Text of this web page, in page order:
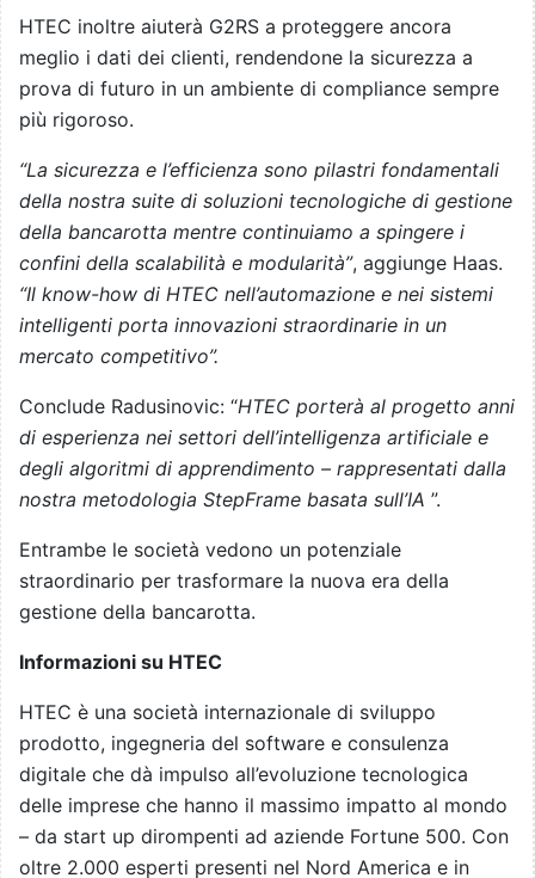
HTEC inoltre aiuterà G2RS a proteggere ancora
meglio i dati dei clienti, rendendone la sicurezza a
prova di futuro in un ambiente di compliance sempre
più rigoroso.
“La sicurezza e l’efficienza sono pilastri fondamentali
della nostra suite di soluzioni tecnologiche di gestione
della bancarotta mentre continuiamo a spingere i
confini della scalabilità e modularità”, aggiunge Haas.
“Il know-how di HTEC nell’automazione e nei sistemi
intelligenti porta innovazioni straordinarie in un
mercato competitivo”.
Conclude Radusinovic: “HTEC porterà al progetto anni
di esperienza nei settori dell’intelligenza artificiale e
degli algoritmi di apprendimento – rappresentati dalla
nostra metodologia StepFrame basata sull’IA ”.
Entrambe le società vedono un potenziale
straordinario per trasformare la nuova era della
gestione della bancarotta.
Informazioni su HTEC
HTEC è una società internazionale di sviluppo
prodotto, ingegneria del software e consulenza
digitale che dà impulso all’evoluzione tecnologica
delle imprese che hanno il massimo impatto al mondo
– da start up dirompenti ad aziende Fortune 500. Con
oltre 2.000 esperti presenti nel Nord America e in